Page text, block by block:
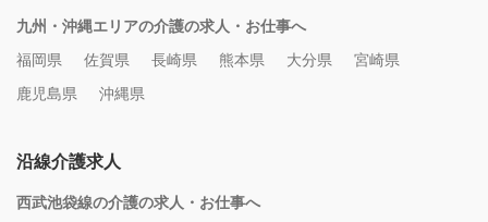
九州・沖縄エリアの介護の求人・お仕事へ
福岡県
佐賀県 長崎県 熊本県 大分県
宮崎県
鹿児島県
沖縄県
沿線介護求人
西武池袋線の介護の求人・お仕事へ